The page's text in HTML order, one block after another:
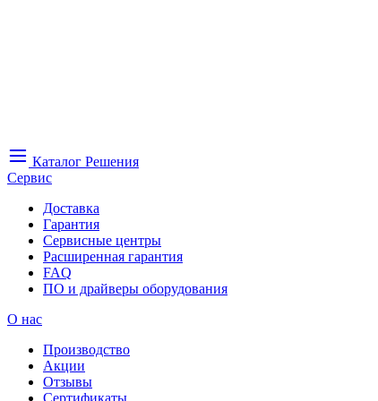
Каталог Решения
Сервис
Доставка
Гарантия
Сервисные центры
Расширенная гарантия
FAQ
ПО и драйверы оборудования
О нас
Производство
Акции
Отзывы
Сертификаты